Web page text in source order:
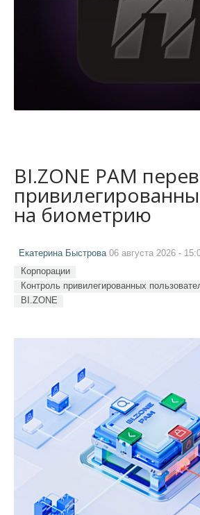
BI.ZONE PAM
на биометрию
Екатерина Быстрова06 августа 2026 -
Корпорации
Контроль привилегированных
BI.ZONE